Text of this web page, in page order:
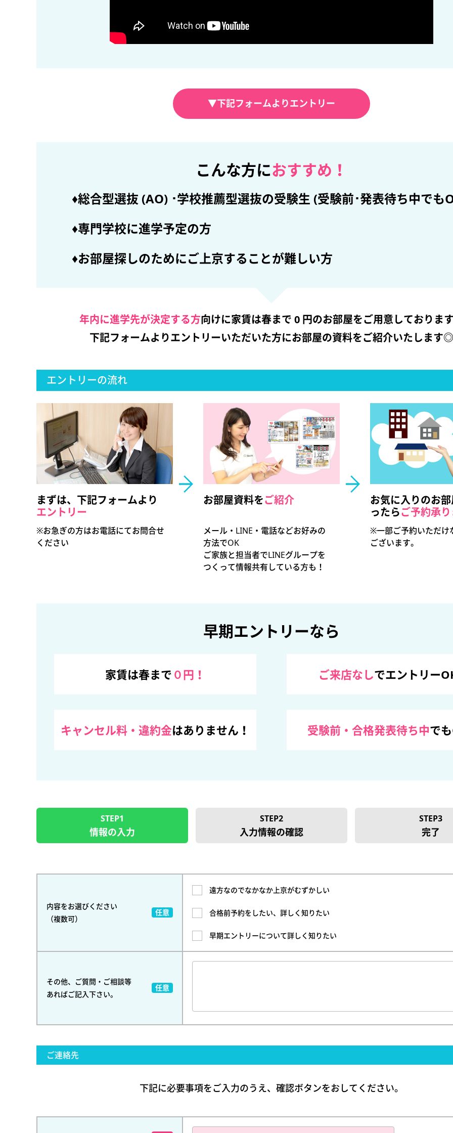
▼下記フォームよりエントリー
こんな方におすすめ！
♦総合型選抜 (AO) ･学校推薦型選抜の受験生 (受験前･発表待ち中でも
♦専門学校に進学予定の方
♦お部屋探しのためにご上京することが難しい方
年内に進学先が決定する方向けに家賃は春まで 0 円のお部屋をご用意しておりま
下記フォームよりエントリーいただいた方にお部屋の資料をご紹介いたします◎
エントリーの流れ
まずは、下記フォームより
エントリー
※お急ぎの方はお電話にてお問合せ
ください
お部屋資料をご紹介
メール・LINE・電話などお好みの
方法でOK
ご家族と担当者でLINEグループを
つくって情報共有している方も！
お気に入りのお
ったらご予約承
※一部ご予約いただけ
ございます。
早期エントリーなら
家賃は春まで ０円！ ご来店なしでエントリー
キャンセル料・違約金はありません！ 受験前・合格発表待ち中で
STEP1
情報の入力
STEP2
入力情報の確認
STEP3
完了
内容をお選びください
（複数可）
遠方なのでなかなか上京がむずかしい
合格前予約をしたい、詳しく知りたい
早期エントリーについて詳しく知りたい
その他、ご質問・ご相談等
あればご記入下さい。
ご連絡先
下記に必要事項をご入力のうえ、確認ボタンをおしてください。